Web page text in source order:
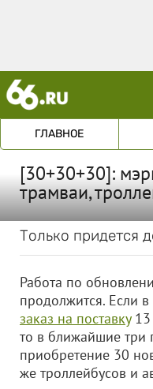
ГЛАВНОЕ
[30+30+30]:
трамваи,
Только придется
Работа по
продолжится. Если в
заказ на поставку13
то в ближайшие три
приобретение 30
же троллейбусов и